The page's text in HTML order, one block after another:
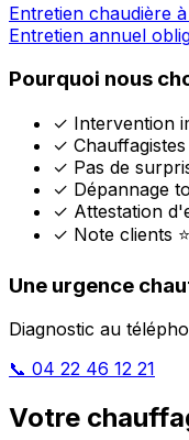
Entretien chaudière
Entretien annuel
Pourquoi nous
✓ Intervention
✓
✓ Pas de
✓ Dépannage
✓ Attestation
✓ Note clients
Une urgence
Diagnostic au
📞 04 22 46 12 21
Votre